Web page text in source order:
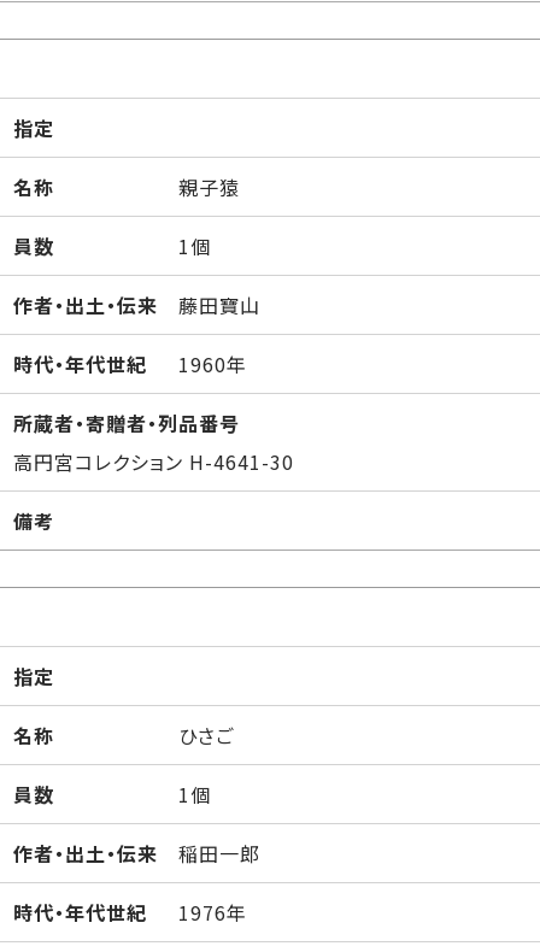
指定
名称 親子猿
員数 1個
作者・出土・伝来 藤田寶山
時代・年代世紀 1960年
所蔵者・寄贈者・列品番号
高円宮コレクション H-4641-30
備考
指定
名称 ひさご
員数 1個
作者・出土・伝来 稲田一郎
時代・年代世紀 1976年